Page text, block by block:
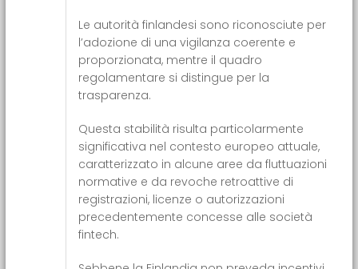
Le autorità finlandesi sono riconosciute per
l’adozione di una vigilanza coerente e
proporzionata, mentre il quadro
regolamentare si distingue per la
trasparenza.
Questa stabilità risulta particolarmente
significativa nel contesto europeo attuale,
caratterizzato in alcune aree da fluttuazioni
normative e da revoche retroattive di
registrazioni, licenze o autorizzazioni
precedentemente concesse alle società
fintech.